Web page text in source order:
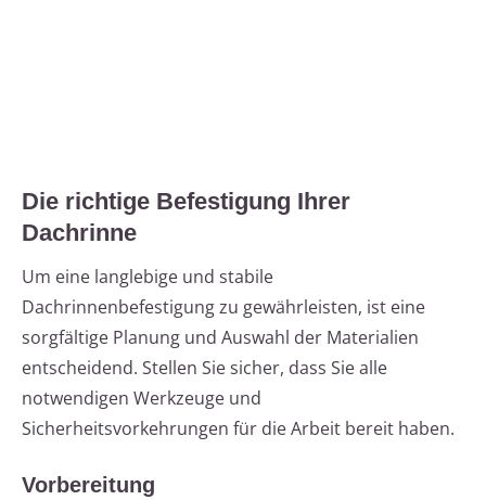
Die richtige Befestigung Ihrer
Dachrinne
Um eine langlebige und stabile
Dachrinnenbefestigung zu gewährleisten, ist eine
sorgfältige Planung und Auswahl der Materialien
entscheidend. Stellen Sie sicher, dass Sie alle
notwendigen Werkzeuge und
Sicherheitsvorkehrungen für die Arbeit bereit haben.
Vorbereitung